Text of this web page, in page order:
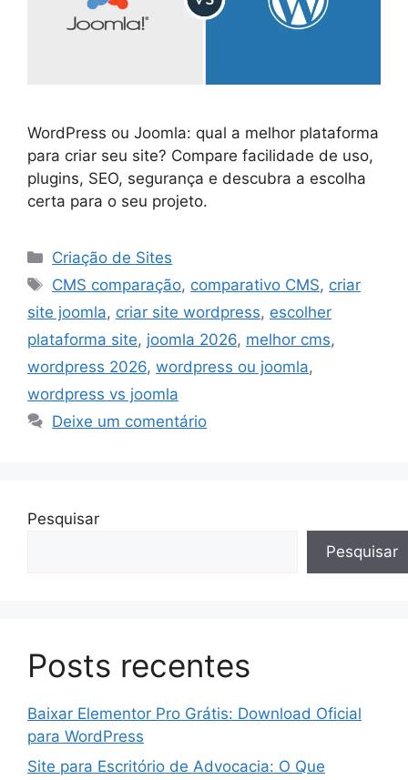
WordPress ou Joomla: qual a melhor plataforma
para criar seu site? Compare facilidade de uso,
plugins, SEO, segurança e descubra a escolha
certa para o seu projeto.
Categorias
Criação de Sites
Tags
CMS comparação, comparativo CMS, criar
site joomla, criar site wordpress, escolher
plataforma site, joomla 2026, melhor cms,
wordpress 2026, wordpress ou joomla,
wordpress vs joomla
Deixe um comentário
Pesquisar
Pesquisar
Posts recentes
Baixar Elementor Pro Grátis: Download Oficial
para WordPress
Site para Escritório de Advocacia: O Que